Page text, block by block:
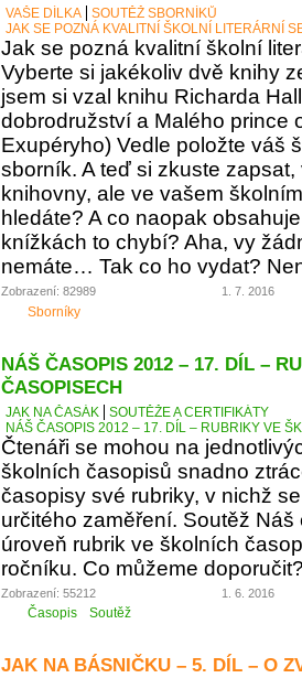
VAŠE DÍLKA
SOUTĚŽ SBORNÍKŮ
JAK SE POZNÁ KVALITNÍ ŠKOLNÍ LITERÁRNÍ
Jak se pozná kvalitní školní
Vyberte si jakékoliv dvě knihy
jsem si vzal knihu Richarda
dobrodružství a Malého prince
Exupéryho) Vedle položte váš
sborník. A teď si zkuste
knihovny, ale ve vašem
hledáte? A co naopak
knížkách to chybí? Aha, vy
nemáte… Tak co ho vydat?
Zobrazení: 82989 1. 7. 2016
Sborníky
NÁŠ ČASOPIS 2012 – 17. DÍL –
ČASOPISECH
JAK NA ČASÁK
SOUTĚŽE A CERTIFIKÁTY
NÁŠ ČASOPIS 2012 – 17. DÍL – RUBRIKY VE
Čtenáři se mohou na
školních časopisů snadno
časopisy své rubriky, v nichž
určitého zaměření. Soutěž
úroveň rubrik ve školních
ročníku. Co můžeme
Zobrazení: 55212 1. 6. 2016
Časopis Soutěž
JAK NA BÁSNIČKU – 5. DÍL – O